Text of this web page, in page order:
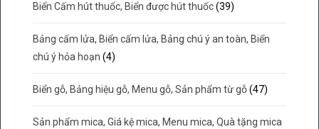
Biển Cấm hút thuốc, Biển được hút thuốc (39)
Bảng cấm lửa, Biển cấm lửa, Bảng chú ý an toàn, Biển
chú ý hỏa hoạn (4)
Biển gỗ, Bảng hiệu gỗ, Menu gỗ, Sản phẩm từ gỗ (47)
Sản phẩm mica, Giá kệ mica, Menu mica, Quà tặng mica